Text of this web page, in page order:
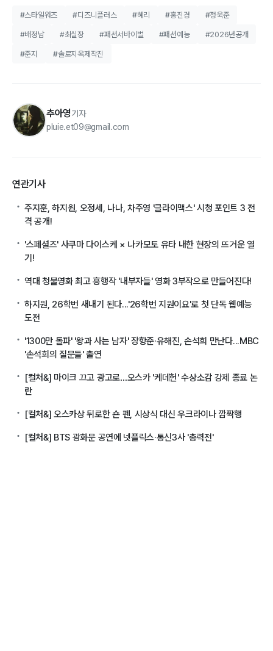
#스타일워즈 #디즈니플러스 #혜리 #홍진경 #정욱준
#배정남 #최실장 #패션서바이벌 #패션예능 #2026년공개
#준지 #솔로지옥제작진
추아영기자
pluie.et09@gmail.com
연관기사
주지훈, 하지원, 오정세, 나나, 차주영 '클라이맥스' 시청 포인트 3 전
격 공개!
'스페셜즈' 사쿠마 다이스케 × 나카모토 유타 내한 현장의 뜨거운 열
기!
역대 청불영화 최고 흥행작 '내부자들' 영화 3부작으로 만들어진다!
하지원, 26학번 새내기 된다...'26학번 지원이요'로 첫 단독 웹예능
도전
'1300만 돌파' '왕과 사는 남자' 장항준·유해진, 손석희 만난다...MBC
'손석희의 질문들' 출연
[컬처&] 마이크 끄고 광고로…오스카 '케데헌' 수상소감 강제 종료 논
란
[컬처&] 오스카상 뒤로한 숀 펜, 시상식 대신 우크라이나 깜짝행
[컬처&] BTS 광화문 공연에 넷플릭스·통신3사 '총력전'